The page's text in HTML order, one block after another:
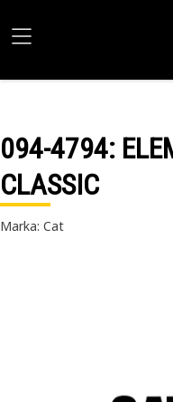
094-4794:
CLASSIC
Marka: Cat